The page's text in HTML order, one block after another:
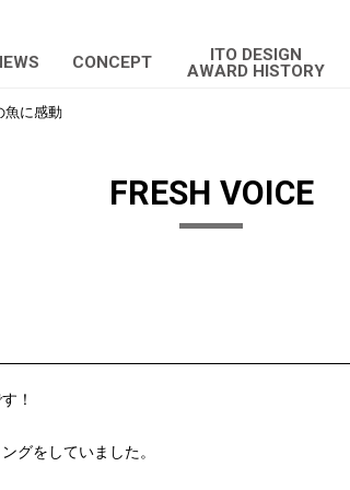
CONCEPT
ITO DESIGN
AWARD HISTORY
魚に感動
FRESH VOICE
！
グをしていました。